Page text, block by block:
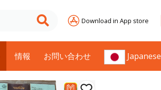
Download in App store
情報 お問い合わせ Japanese